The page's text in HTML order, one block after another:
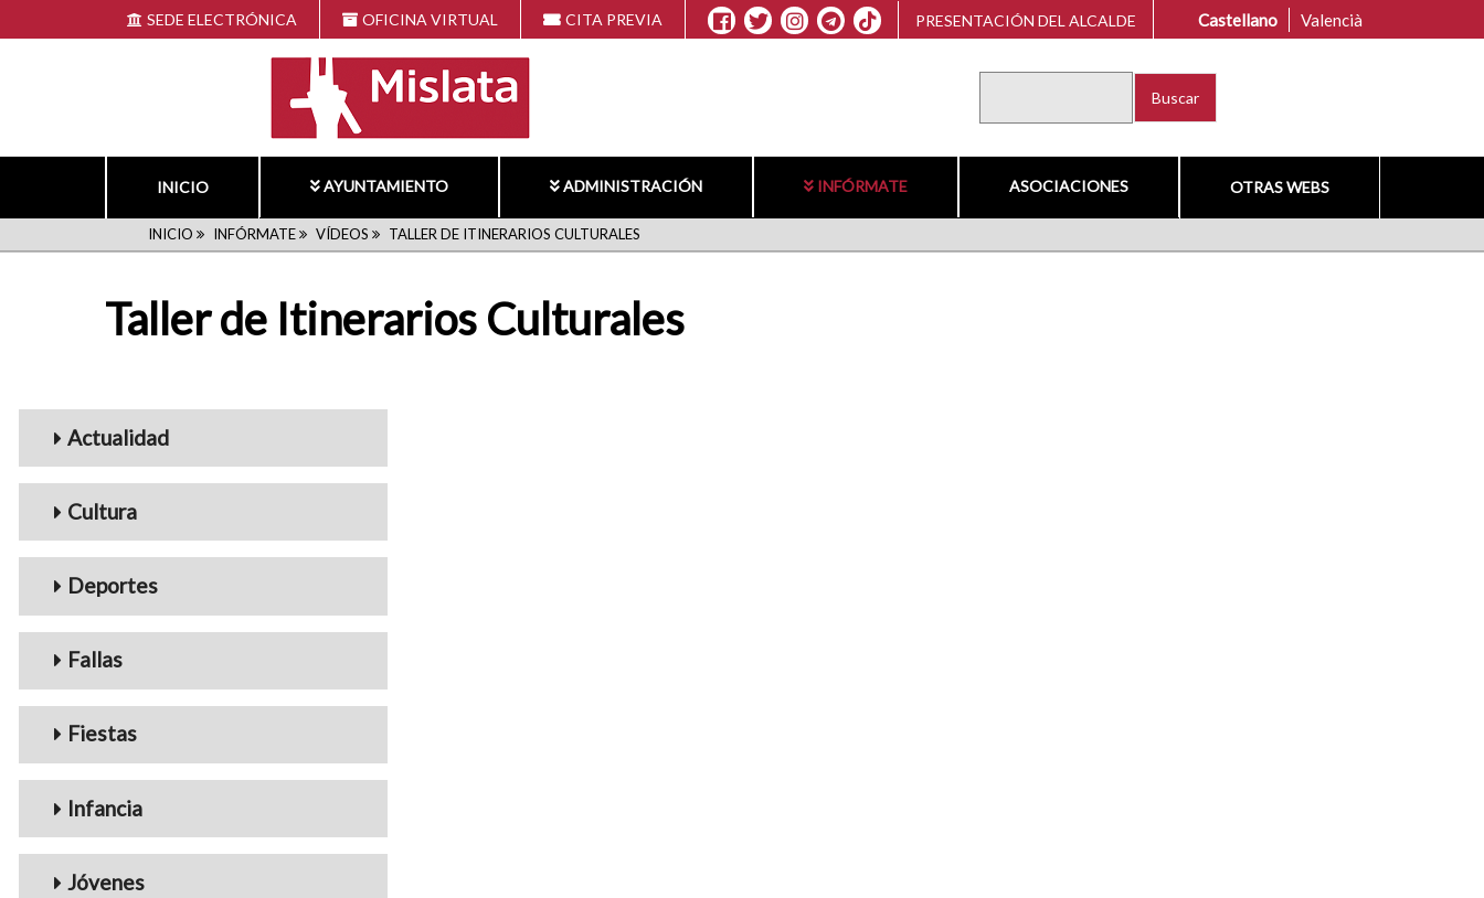
al
SEDE ELECTRÓNICA OFICINA VIRTUAL CITA PREVIA PRESENTACIÓN DEL ALCALDE Castellano Valencià
INICIO AYUNTAMIENTO ADMINISTRACIÓN INFÓRMATE ASOCIACIONES OTRAS WEBS
RUTA
DE
INICIO INFÓRMATE VÍDEOS TALLER DE ITINERARIOS CULTURALES
Taller de Itinerarios Culturales
Menu_Videos
Actualidad
Cultura
Deportes
Fallas
Fiestas
Infancia
Jóvenes